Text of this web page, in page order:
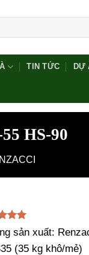
TIN TỨC DỰ
HS-90
5
sản xuất:
(35 kg khô/mẻ)